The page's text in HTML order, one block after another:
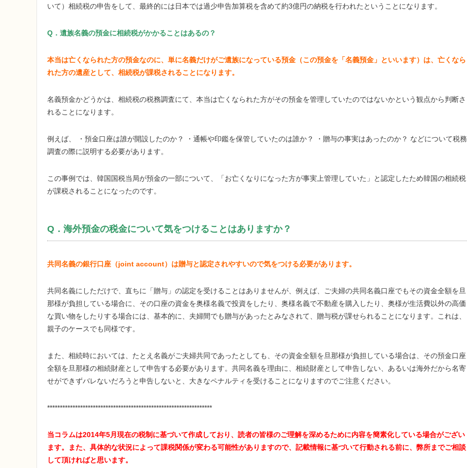
いて）相続税の申告をして、最終的には日本では過少申告加算税を含めて約3億円の納税を行われたということになります。
Q．遺族名義の預金に相続税がかかることはあるの？
本当は亡くなられた方の預金なのに、単に名義だけがご遺族になっている預金（この預金を「名義預金」といいます）は、亡くなら
れた方の遺産として、相続税が課税されることになります。
名義預金かどうかは、相続税の税務調査にて、本当は亡くなられた方がその預金を管理していたのではないかという観点から判断さ
れることになります。
例えば、 ・預金口座は誰が開設したのか？ ・通帳や印鑑を保管していたのは誰か？ ・贈与の事実はあったのか？ などについて税務
調査の際に説明する必要があります。
この事例では、韓国国税当局が預金の一部について、「お亡くなりになった方が事実上管理していた」と認定したため韓国の相続税
が課税されることになったのです。
Q．海外預金の税金について気をつけることはありますか？
共同名義の銀行口座（joint account）は贈与と認定されやすいので気をつける必要があります。
共同名義にしただけで、直ちに「贈与」の認定を受けることはありませんが、例えば、ご夫婦の共同名義口座でもその資金全額を旦
那様が負担している場合に、その口座の資金を奥様名義で投資をしたり、奥様名義で不動産を購入したり、奥様が生活費以外の高価
な買い物をしたりする場合には、基本的に、夫婦間でも贈与があったとみなされて、贈与税が課せられることになります。これは、
親子のケースでも同様です。
また、相続時においては、たとえ名義がご夫婦共同であったとしても、その資金全額を旦那様が負担している場合は、その預金口座
全額を旦那様の相続財産として申告する必要があります。共同名義を理由に、相続財産として申告しない、あるいは海外だから名寄
せができずバレないだろうと申告しないと、大きなペナルティを受けることになりますのでご注意ください。
*****************************************************************
当コラムは2014年5月現在の税制に基づいて作成しており、読者の皆様のご理解を深めるために内容を簡素化している場合がござい
ます。また、具体的な状況によって課税関係が変わる可能性がありますので、記載情報に基づいて行動される前に、弊所までご相談
して頂ければと思います。